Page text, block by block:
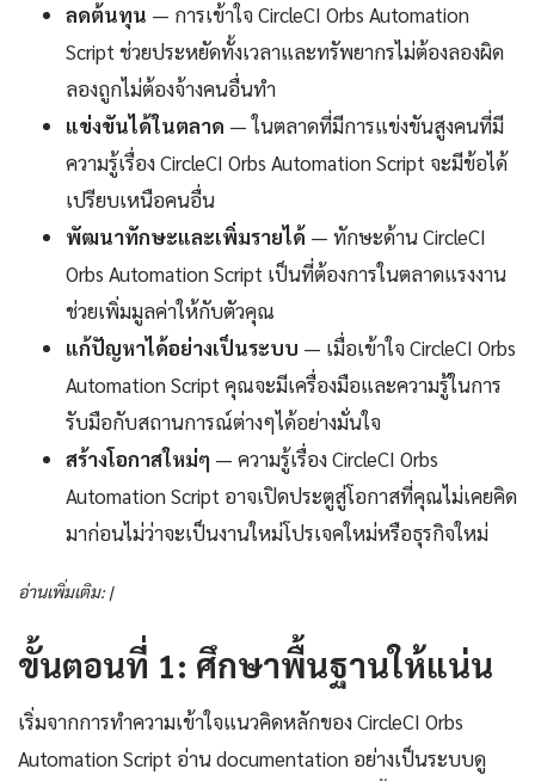
ลดต้นทุน — การเข้าใจ CircleCI Orbs Automation
Script ช่วยประหยัดทั้งเวลาและทรัพยากรไม่ต้องลองผิด
ลองถูกไม่ต้องจ้างคนอื่นทำ
แข่งขันได้ในตลาด — ในตลาดที่มีการแข่งขันสูงคนที่มี
ความรู้เรื่อง CircleCI Orbs Automation Script จะมีข้อได้
เปรียบเหนือคนอื่น
พัฒนาทักษะและเพิ่มรายได้ — ทักษะด้าน CircleCI
Orbs Automation Script เป็นที่ต้องการในตลาดแรงงาน
ช่วยเพิ่มมูลค่าให้กับตัวคุณ
แก้ปัญหาได้อย่างเป็นระบบ — เมื่อเข้าใจ CircleCI Orbs
Automation Script คุณจะมีเครื่องมือและความรู้ในการ
รับมือกับสถานการณ์ต่างๆได้อย่างมั่นใจ
สร้างโอกาสใหม่ๆ — ความรู้เรื่อง CircleCI Orbs
Automation Script อาจเปิดประตูสู่โอกาสที่คุณไม่เคยคิด
มาก่อนไม่ว่าจะเป็นงานใหม่โปรเจคใหม่หรือธุรกิจใหม่
อ่านเพิ่มเติม: |
ขั้นตอนที่ 1: ศึกษาพื้นฐานให้แน่น
เริ่มจากการทำความเข้าใจแนวคิดหลักของ CircleCI Orbs
Automation Script อ่าน documentation อย่างเป็นระบบดู